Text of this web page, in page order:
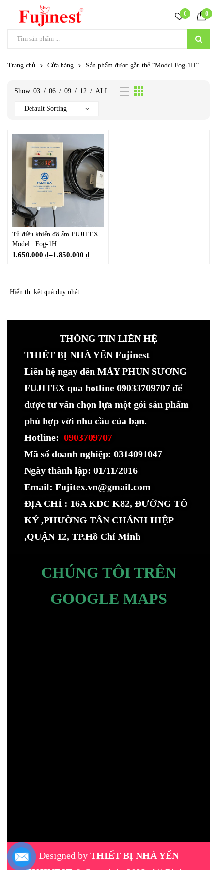
0 0
Trang chủ Cửa hàng Sản phẩm được gắn thẻ “Model Fog-1H”
Show: 03 / 06 / 09 / 12 / ALL
Tủ điều khiển độ ẩm FUJITEX
Model : Fog-1H
1.650.000 ₫–1.850.000 ₫
Hiển thị kết quả duy nhất
THÔNG TIN LIÊN HỆ
THIẾT BỊ NHÀ YẾN Fujinest
Liên hệ ngay đến MÁY PHUN SƯƠNG
FUJITEX qua hotline 09033709707 để
được tư vấn chọn lựa một gói sản phẩm
phù hợp với nhu cầu của bạn.
Hotline: 0903709707
Mã số doanh nghiệp: 0314091047
Ngày thành lập: 01/11/2016
Email: Fujitex.vn@gmail.com
ĐỊA CHỈ : 16A KDC K82, ĐƯỜNG TÔ
KÝ ,PHƯỜNG TÂN CHÁNH HIỆP
,QUẬN 12, TP.Hồ Chí Minh
CHÚNG TÔI TRÊN
GOOGLE MAPS
Designed by THIẾT BỊ NHÀ YẾN